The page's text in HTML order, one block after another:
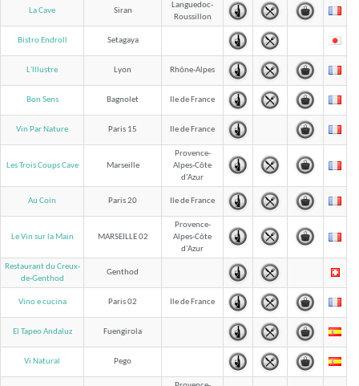
La Cave Siran
Languedoc-
Roussillon
Bistro Endroll Setagaya
L'Illustre Lyon Rhône-Alpes
Bon Sens Bagnolet Ile de France
Vin Par Nature Paris 15 Ile de France
Les Trois Coups Cave Marseille
Provence-
Alpes-Côte
d'Azur
Au Coin Paris 20 Ile de France
Le Vin sur la Main MARSEILLE 02
Provence-
Alpes-Côte
d'Azur
Restaurant du Creux-
de-Genthod
Genthod
Vino e cucina Paris 02 Ile de France
El Tapeo Andaluz Fuengirola
Vi Natural Pego